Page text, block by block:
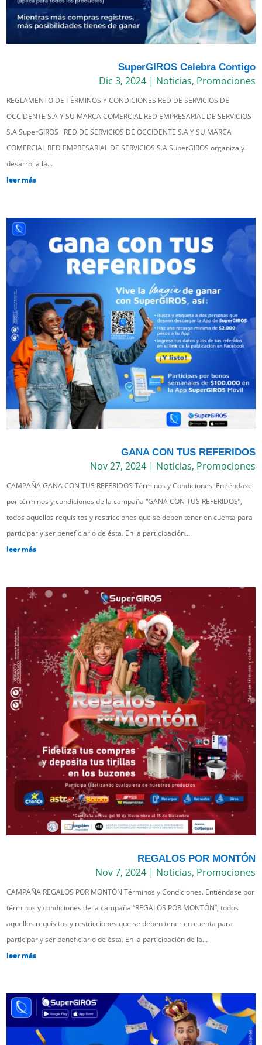
SuperGIROS Celebra Contigo
Dic 3, 2024| Noticias, Promociones
REGLAMENTO DE TÉRMINOS Y CONDICIONES RED DE SERVICIOS DE
OCCIDENTE S.A Y SU MARCA COMERCIAL RED EMPRESARIAL DE SERVICIOS
S.A SuperGIROS RED DE SERVICIOS DE OCCIDENTE S.A Y SU MARCA
COMERCIAL RED EMPRESARIAL DE SERVICIOS S.A SuperGIROS organiza y
desarrolla la...
leer más
GANA CON TUS REFERIDOS
Nov 27, 2024| Noticias, Promociones
CAMPAÑA GANA CON TUS REFERIDOS Términos y Condiciones. Entiéndase
por términos y condiciones de la campaña “GANA CON TUS REFERIDOS”,
todos aquellos requisitos y restricciones que se deben tener en cuenta para
participar y ser beneficiario de ésta. En la participación...
leer más
REGALOS POR MONTÓN
Nov 7, 2024| Noticias, Promociones
CAMPAÑA REGALOS POR MONTÓN Términos y Condiciones. Entiéndase por
términos y condiciones de la campaña “REGALOS POR MONTÓN”, todos
aquellos requisitos y restricciones que se deben tener en cuenta para
participar y ser beneficiario de ésta. En la participación de la...
leer más